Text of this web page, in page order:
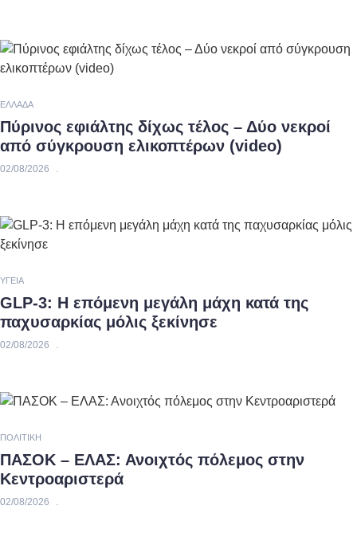
ΕΛΛΆΔΑ
Πύρινος εφιάλτης δίχως τέλος – Δύο νεκροί
από σύγκρουση ελικοπτέρων (video)
02/08/2026
ΥΓΕΊΑ
GLP-3: Η επόμενη μεγάλη μάχη κατά της
παχυσαρκίας μόλις ξεκίνησε
02/08/2026
ΠΟΛΙΤΙΚΉ
ΠΑΣΟΚ – ΕΛΑΣ: Ανοιχτός πόλεμος στην
Κεντροαριστερά
02/08/2026